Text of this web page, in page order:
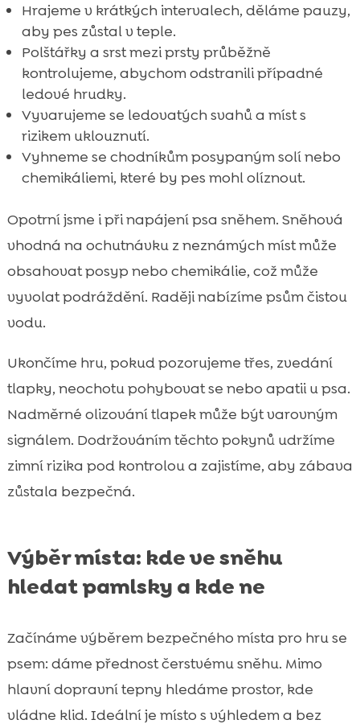
Hrajeme v krátkých intervalech, děláme pauzy,
aby pes zůstal v teple.
Polštářky a srst mezi prsty průběžně
kontrolujeme, abychom odstranili případné
ledové hrudky.
Vyvarujeme se ledovatých svahů a míst s
rizikem uklouznutí.
Vyhneme se chodníkům posypaným solí nebo
chemikáliemi, které by pes mohl olíznout.
Opotrní jsme i při napájení psa sněhem. Sněhová
vhodná na ochutnávku z neznámých míst může
obsahovat posyp nebo chemikálie, což může
vyvolat podráždění. Raději nabízíme psům čistou
vodu.
Ukončíme hru, pokud pozorujeme třes, zvedání
tlapky, neochotu pohybovat se nebo apatii u psa.
Nadměrné olizování tlapek může být varovným
signálem. Dodržováním těchto pokynů udržíme
zimní rizika pod kontrolou a zajistíme, aby zábava
zůstala bezpečná.
Výběr místa: kde ve sněhu
hledat pamlsky a kde ne
Začínáme výběrem bezpečného místa pro hru se
psem: dáme přednost čerstvému sněhu. Mimo
hlavní dopravní tepny hledáme prostor, kde
vládne klid. Ideální je místo s výhledem a bez